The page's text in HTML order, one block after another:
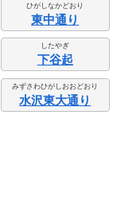
ひがしなかどおり
東中通り
したやぎ
下谷起
みずさわひがしおおどおり
水沢東大通り